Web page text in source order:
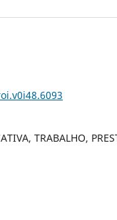
TRABALHO,